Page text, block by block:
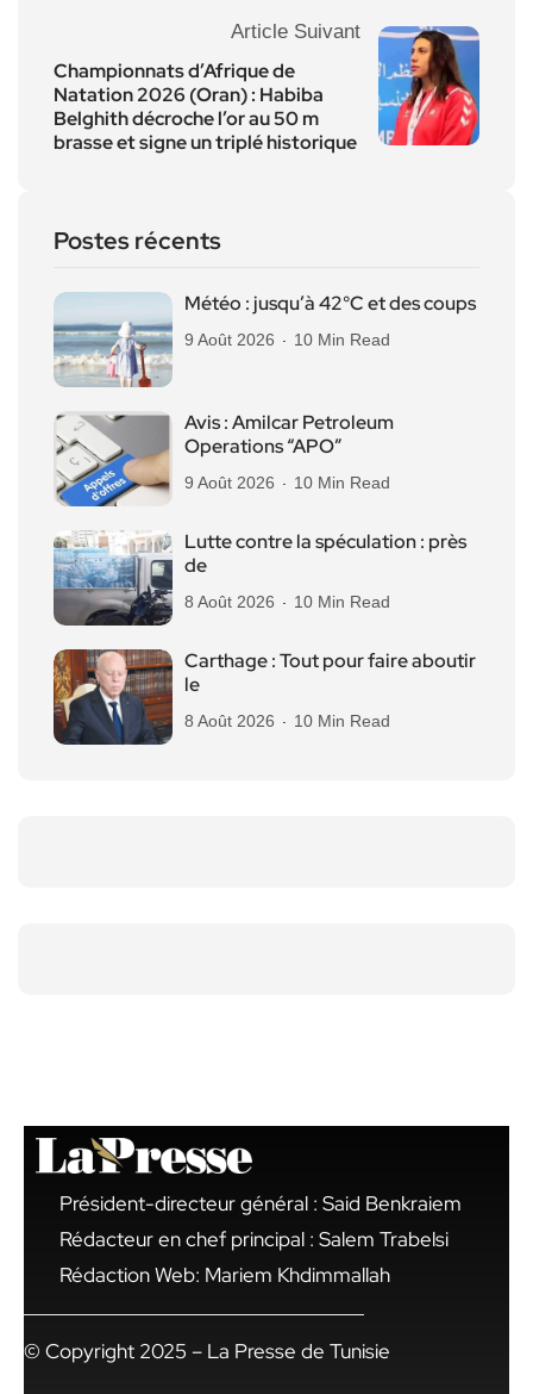
Article Suivant
Championnats d’Afrique de
Natation 2026 (Oran) : Habiba
Belghith décroche l’or au 50 m
brasse et signe un triplé historique
Postes récents
Météo : jusqu’à 42°C et des coups
9 Août 2026 10 Min Read
Avis : Amilcar Petroleum
Operations “APO”
9 Août 2026 10 Min Read
Lutte contre la spéculation : près
de
8 Août 2026 10 Min Read
Carthage : Tout pour faire aboutir
le
8 Août 2026 10 Min Read
Président-directeur général : Said Benkraiem
Rédacteur en chef principal : Salem Trabelsi
Rédaction Web: Mariem Khdimmallah
© Copyright 2025 – La Presse de Tunisie